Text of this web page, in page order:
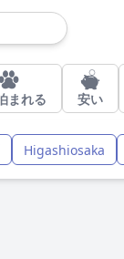
まれる 安い
Higashiosaka